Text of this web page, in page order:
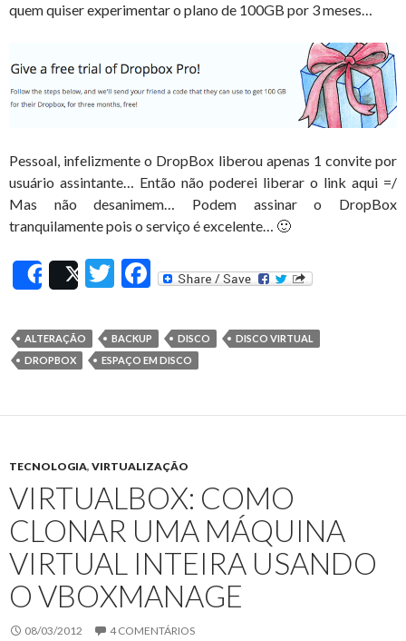
quem quiser experimentar o plano de 100GB por 3 meses…
Pessoal, infelizmente o DropBox liberou apenas 1 convite por
usuário assintante… Então não poderei liberar o link aqui =/
Mas não desanimem… Podem assinar o DropBox
tranquilamente pois o serviço é excelente… 🙂
SharePostT
itt
er
F
e
b
o
ALTERAÇÃO BACKUP DISCO
DISCO VIRTUAL
DROPBOX
ESPAÇO EM DISCO
TECNOLOGIA, VIRTUALIZAÇÃO
VIRTUALBOX: COMO
CLONAR UMA MÁQUINA
VIRTUAL INTEIRA USANDO
O VBOXMANAGE
08/03/2012 4 COMENTÁRIOS